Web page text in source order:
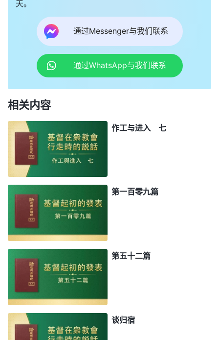
天。
通过Messenger与我们联系
通过WhatsApp与我们联系
相关内容
作工与进入 七
第一百零九篇
第五十二篇
谈归宿